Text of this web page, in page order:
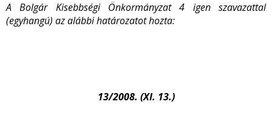
A Bolgár Kisebbségi Önkormányzat 4 igen szavazattal
(egyhangú) az alábbi határozatot hozta:
13/2008. (XI. 13.)